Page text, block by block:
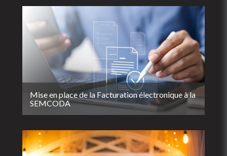
Mise en place de la Facturation électronique à la
SEMCODA